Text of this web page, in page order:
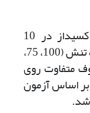
شکل4- فعالیت آنزیم گایاکول پراکسیداز در 10
ژنوتیپ‌ مورد مطالعه در سطوح مختلف تنش (100، 75،
متفاوت روی
اساس آزمون